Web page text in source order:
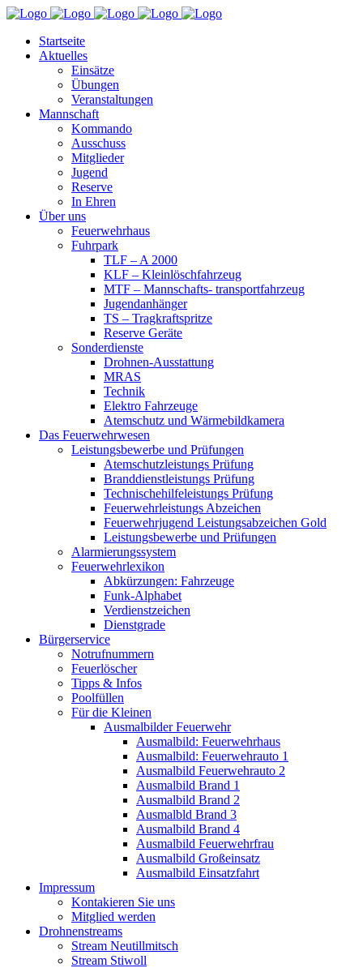
Startseite
Aktuelles
Einsätze
Übungen
Veranstaltungen
Mannschaft
Kommando
Ausschuss
Mitglieder
Jugend
Reserve
In Ehren
Über uns
Feuerwehrhaus
Fuhrpark
TLF – A 2000
KLF – Kleinlöschfahrzeug
MTF – Mannschafts- transportfahrzeug
Jugendanhänger
TS – Tragkraftspritze
Reserve Geräte
Sonderdienste
Drohnen-Ausstattung
MRAS
Technik
Elektro Fahrzeuge
Atemschutz und Wärmebildkamera
Das Feuerwehrwesen
Leistungsbewerbe und Prüfungen
Atemschutzleistungs Prüfung
Branddienstleistungs Prüfung
Technischehilfeleistungs Prüfung
Feuerwehrleistungs Abzeichen
Feuerwehrjugend Leistungsabzeichen Gold
Leistungsbewerbe und Prüfungen
Alarmierungssystem
Feuerwehrlexikon
Abkürzungen: Fahrzeuge
Funk-Alphabet
Verdienstzeichen
Dienstgrade
Bürgerservice
Notrufnummern
Feuerlöscher
Tipps & Infos
Poolfüllen
Für die Kleinen
Ausmalbilder Feuerwehr
Ausmalbild: Feuerwehrhaus
Ausmalbild: Feuerwehrauto 1
Ausmalbild Feuerwehrauto 2
Ausmalbild Brand 1
Ausmalbild Brand 2
Ausmalbld Brand 3
Ausmalbild Brand 4
Ausmalbild Feuerwehrfrau
Ausmalbild Großeinsatz
Ausmalbild Einsatzfahrt
Impressum
Kontakieren Sie uns
Mitglied werden
Drohnenstreams
Stream Neutillmitsch
Stream Stiwoll